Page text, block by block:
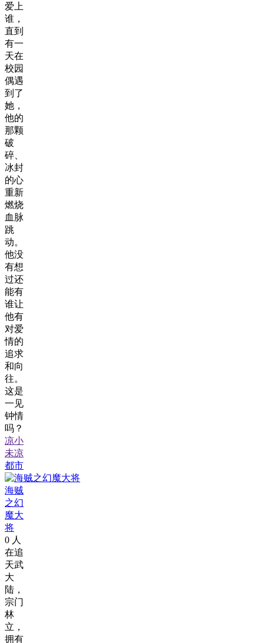
爱上
谁，
直到
有一
天在
校园
偶遇
到了
她，
他的
那颗
破
碎、
冰封
的心
重新
燃烧
血脉
跳
动。
他没
有想
过还
能有
谁让
他有
对爱
情的
追求
和向
往。
这是
一见
钟情
吗？
凉小
未凉
都市
海贼
之幻
魔大
将
0 人
在追
天武
大
陆，
宗门
林
立，
拥有